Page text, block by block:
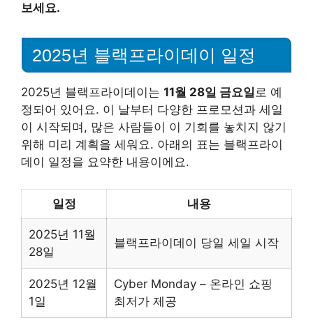
보세요.
2025년 블랙프라이데이 일정
2025년 블랙프라이데이는 11월 28일 금요일로 예
정되어 있어요. 이 날부터 다양한 프로모션과 세일
이 시작되며, 많은 사람들이 이 기회를 놓치지 않기
위해 미리 계획을 세워요. 아래의 표는 블랙프라이
데이 일정을 요약한 내용이에요.
일정 내용
2025년 11월
28일
블랙프라이데이 당일 세일 시작
2025년 12월
1일
Cyber Monday – 온라인 쇼핑
최저가 제공